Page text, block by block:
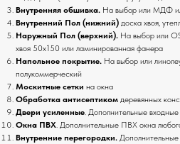
Внутренняя обшивка. На выбор или МДФ
Внутренний Пол (нижний) доска хвоя,
Наружный Пол (верхний). На выбор или
хвоя 50х150 или ламинированная фанера
Напольное покрытие. На выбор или
полукоммерческий
Москитные сетки на окна
Обработка антисептиком деревянных
Двери усиленные . Дополнительные
Окна ПВХ . Дополнительные ПВХ окна
Внутренние перегородки.